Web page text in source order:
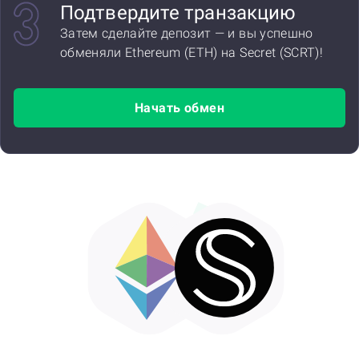
Подтвердите транзакцию
Затем сделайте депозит — и вы успешно
обменяли Ethereum (ETH) на Secret (SCRT)!
Начать обмен